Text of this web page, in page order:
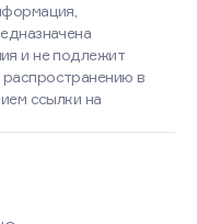
и не подлежит
в
ссылки на